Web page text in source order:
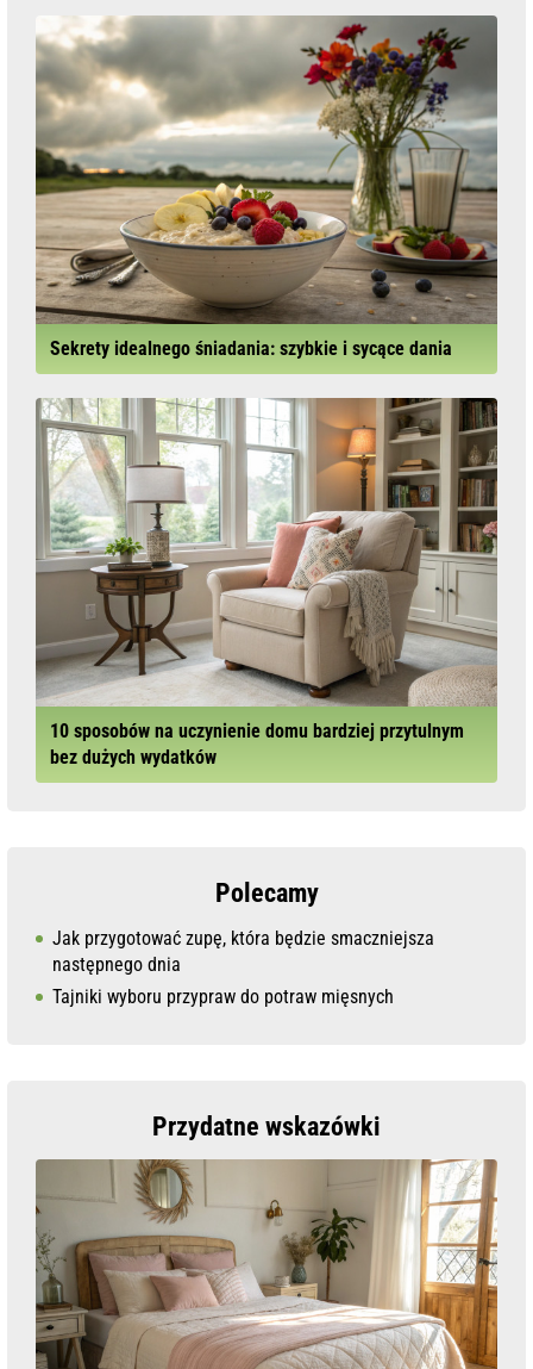
Sekrety idealnego śniadania: szybkie i sycące dania
10 sposobów na uczynienie domu bardziej przytulnym
bez dużych wydatków
Polecamy
Jak przygotować zupę, która będzie smaczniejsza
następnego dnia
Tajniki wyboru przypraw do potraw mięsnych
Przydatne wskazówki